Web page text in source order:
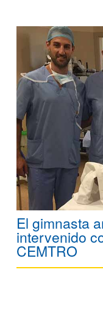
El gimnasta
intervenido
CEMTRO